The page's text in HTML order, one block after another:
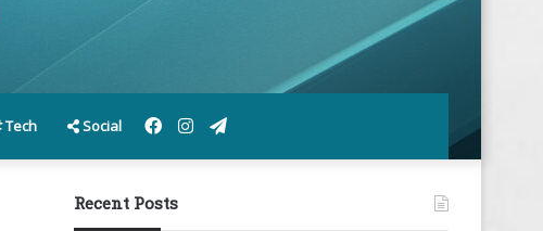
Tech Social Telegram
Instagram
Facebook
Recent Posts